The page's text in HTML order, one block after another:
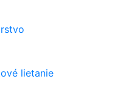
lietanie